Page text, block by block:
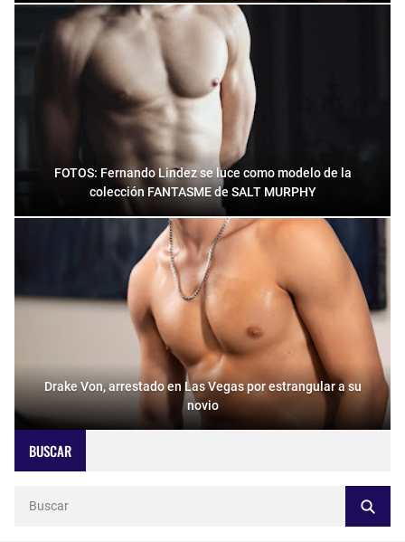
FOTOS: Fernando Lindez se luce como modelo de la
colección FANTASME de SALT MURPHY
Drake Von, arrestado en Las Vegas por estrangular a su
novio
BUSCAR